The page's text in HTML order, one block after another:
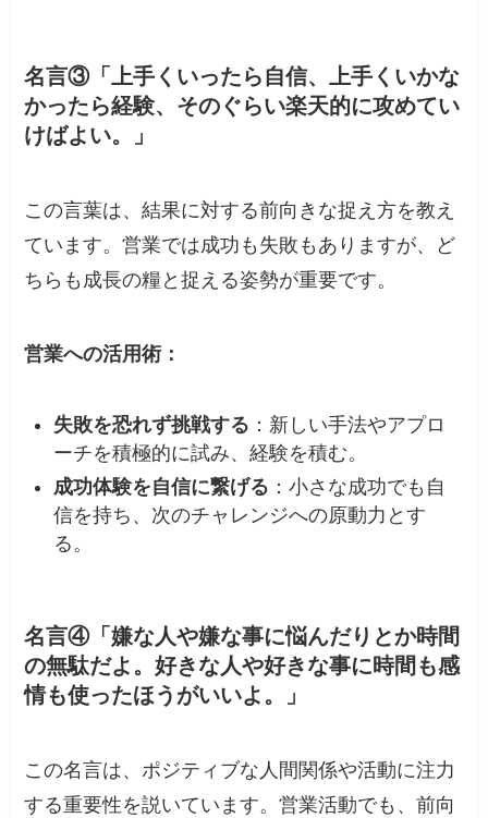
名言③「上手くいったら自信、上手くいかな
かったら経験、そのぐらい楽天的に攻めてい
けばよい。」
この言葉は、結果に対する前向きな捉え方を教え
ています。​営業では成功も失敗もありますが、ど
ちらも成長の糧と捉える姿勢が重要です。​
営業への活用術：
失敗を恐れず挑戦する ：​新しい手法やアプロ
ーチを積極的に試み、経験を積む。​
成功体験を自信に繋げる ：​小さな成功でも自
信を持ち、次のチャレンジへの原動力とす
る。​
名言④「嫌な人や嫌な事に悩んだりとか時間
の無駄だよ。好きな人や好きな事に時間も感
情も使ったほうがいいよ。」
この名言は、ポジティブな人間関係や活動に注力
する重要性を説いています。​営業活動でも、前向